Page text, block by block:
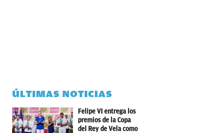
ÚLTIMAS NOTICIAS
Felipe VI entrega los
premios de la Copa
del Rey de Vela como